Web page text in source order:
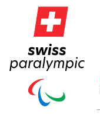
> News